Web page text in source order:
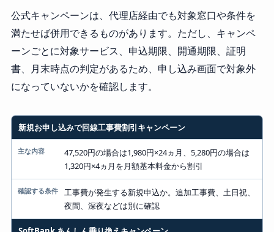
公式キャンペーンは、代理店経由でも対象窓口や条件を
満たせば併用できるものがあります。ただし、キャンペ
ーンごとに対象サービス、申込期限、開通期限、証明
書、月末時点の判定があるため、申し込み画面で対象外
になっていないかを確認します。
キャンペーン
主な内容
確認する条件
新規お申し込みで回線工事費割引キャンペーン
47,520円の場合は1,980円×24ヵ月、5,280円の場合は
1,320円×4ヵ月を月額基本料金から割引
工事費が発生する新規申込か。追加工事費、土日祝、
夜間、深夜などは別に確認